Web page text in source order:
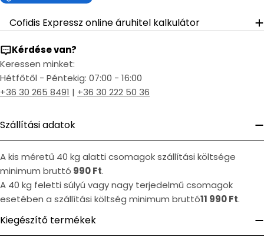
Cofidis Expressz online áruhitel kalkulátor
Kérdése van?
Keressen minket:
Hétfőtől - Péntekig: 07:00 - 16:00
+36 30 265 8491 | +36 30 222 50 36
Szállítási adatok
A kis méretű 40 kg alatti csomagok szállítási költsége
minimum bruttó 990 Ft.
A 40 kg feletti súlyú vagy nagy terjedelmű csomagok
esetében a szállítási költség minimum bruttó11 990 Ft.
Kiegészítő termékek